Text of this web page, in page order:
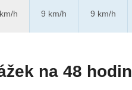
h
9 km/h
9 km/h
na 48 hodin